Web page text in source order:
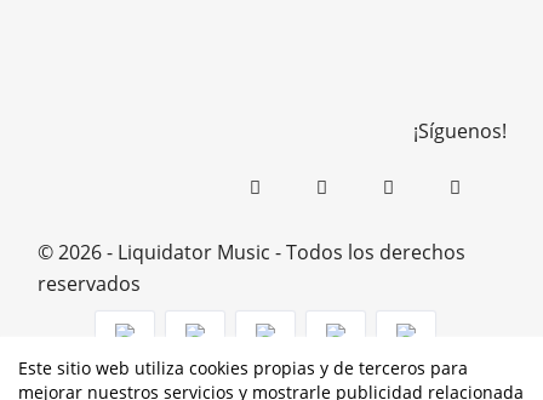
¡Síguenos!
Este sitio web utiliza cookies propias y de terceros para
mejorar nuestros servicios y mostrarle publicidad relacionada
© 2026 - Liquidator Music - Todos los derechos
reservados